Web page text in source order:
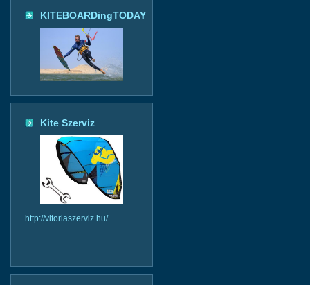
KITEBOARDingTODAY
Kite Szerviz
http://vitorlaszerviz.hu/